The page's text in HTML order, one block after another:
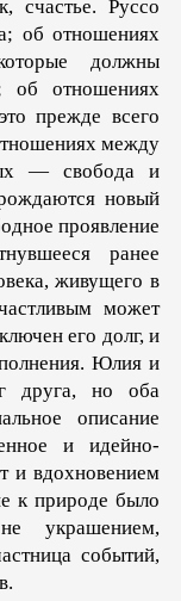
счастье. Руссо
об отношениях
должны
об отношениях
прежде всего
между
— свобода и
новый
проявление
ранее
живущего в
может
его долг, и
Юлия и
друга, но оба
описание
и идейно-
и вдохновением
к природе было
украшением,
событий,